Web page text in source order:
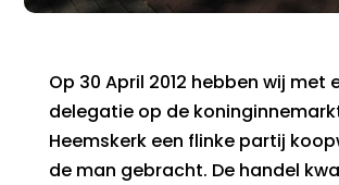
Op 30 April 2012 hebben wij met
delegatie op de
Heemskerk een flinke partij
de man gebracht. De handel